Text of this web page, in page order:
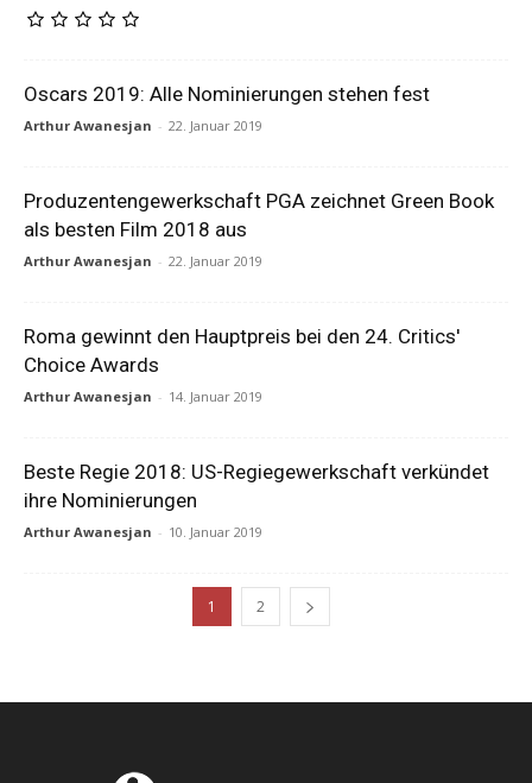
Oscars 2019: Alle Nominierungen stehen fest
Arthur Awanesjan - 22. Januar 2019
Produzentengewerkschaft PGA zeichnet Green Book
als besten Film 2018 aus
Arthur Awanesjan - 22. Januar 2019
Roma gewinnt den Hauptpreis bei den 24. Critics'
Choice Awards
Arthur Awanesjan - 14. Januar 2019
Beste Regie 2018: US-Regiegewerkschaft verkündet
ihre Nominierungen
Arthur Awanesjan - 10. Januar 2019
1 2